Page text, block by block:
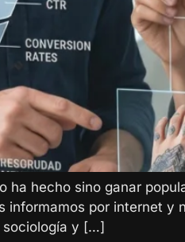
ha hecho sino ganar
informamos por internet
sociología y […]